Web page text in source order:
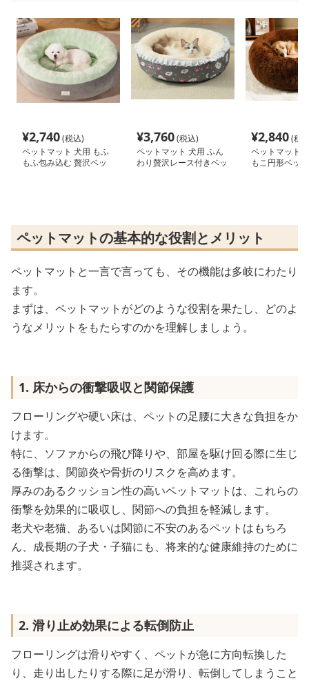
¥2,740(税込)
ペットマット 犬用 もふ
もふ包み込む 贅沢ベッ
¥3,760(税込)
ペットマット 犬用 ふん
わり贅沢レース付きベッ
¥2,840(税
ペットマット
もこ円形ベッド
ペットマットの基本的な役割とメリット
ペットマットと一言で言っても、その機能は多岐にわたり
ます。
まずは、ペットマットがどのような役割を果たし、どのよ
うなメリットをもたらすのかを理解しましょう。
1. 床からの衝撃吸収と関節保護
フローリングや硬い床は、ペットの足腰に大きな負担をか
けます。
特に、ソファからの飛び降りや、部屋を駆け回る際に生じ
る衝撃は、関節炎や骨折のリスクを高めます。
厚みのあるクッション性の高いペットマットは、これらの
衝撃を効果的に吸収し、関節への負担を軽減します。
老犬や老猫、あるいは関節に不安のあるペットはもちろ
ん、成長期の子犬・子猫にも、将来的な健康維持のために
推奨されます。
2. 滑り止め効果による転倒防止
フローリングは滑りやすく、ペットが急に方向転換した
り、走り出したりする際に足が滑り、転倒してしまうこと